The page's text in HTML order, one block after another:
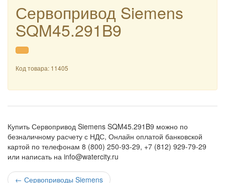
Сервопривод Siemens
SQM45.291B9
Код товара: 11405
Купить Сервопривод Siemens SQM45.291B9 можно по
безналичному расчету с НДС, Онлайн оплатой банковской
картой по телефонам 8 (800) 250-93-29, +7 (812) 929-79-29
или написать на info@watercity.ru
← Сервоприводы Siemens